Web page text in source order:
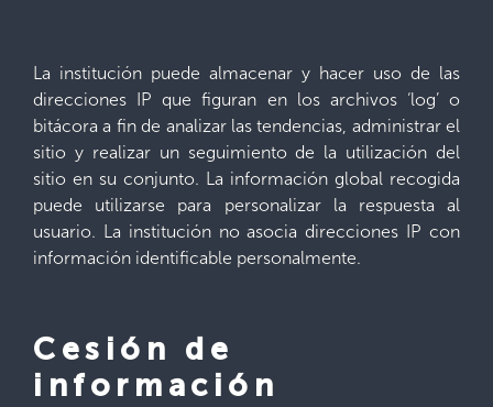
La institución puede almacenar y hacer uso de las
direcciones IP que figuran en los archivos ‘log’ o
bitácora a fin de analizar las tendencias, administrar el
sitio y realizar un seguimiento de la utilización del
sitio en su conjunto. La información global recogida
puede utilizarse para personalizar la respuesta al
usuario. La institución no asocia direcciones IP con
información identificable personalmente.
Cesión de
información